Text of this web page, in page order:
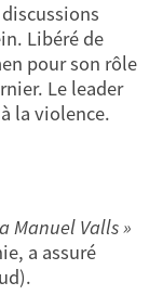
Libéré de
pour son rôle
Le leader
la violence.
Manuel Valls »
a assuré